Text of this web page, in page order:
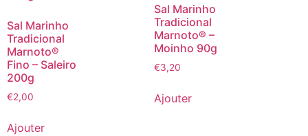
Sal Marinho
Tradicional
Marnoto®
Fino – Saleiro
200g
€2,00
Ajouter
Sal Marinho
Tradicional
Marnoto® –
Moinho 90g
€3,20
Ajouter